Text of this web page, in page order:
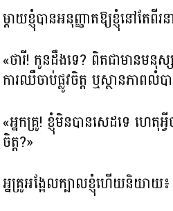
ម្តាយខ្ញុំបានអនុញ្ញាតឱ្យខ្ញុំនៅតែពី
«ថារី! កូនដឹងទេ? ពិតជាមាន​​មនុ
ការ​ឈឺ​ចាប់​ផ្លូវ​ចិត្ត ឬ​ស្ថានភាព​លំ
«អ្នកគ្រូ! ខ្ញុំមិនបានសេដទេ ហេតុអ្វី​
ចិត្ត?»
អ្នគ្រូអង្អែលក្បាលខ្ញុំហើយនិយាយ៖